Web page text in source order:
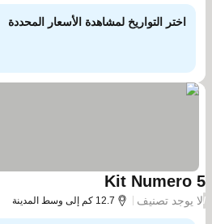
اختر التواريخ لمشاهدة الأسعار المحددة
Kit Numero 5
/لا يوجد تصنيف 12.7 كم إلى وسط المدينة